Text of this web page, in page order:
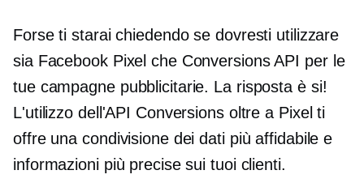
Forse ti starai chiedendo se dovresti utilizzare
sia Facebook Pixel che Conversions API per le
tue campagne pubblicitarie. La risposta è si!
L'utilizzo dell'API Conversions oltre a Pixel ti
offre una condivisione dei dati più affidabile e
informazioni più precise sui tuoi clienti.